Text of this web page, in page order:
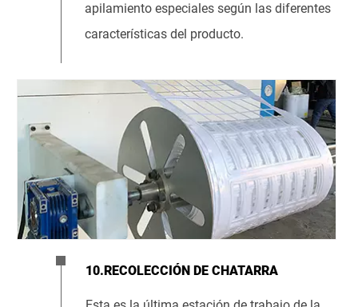
apilamiento especiales según las diferentes
características del producto.
10.RECOLECCIÓN DE CHATARRA